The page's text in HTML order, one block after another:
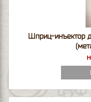
Шприц-инъектор